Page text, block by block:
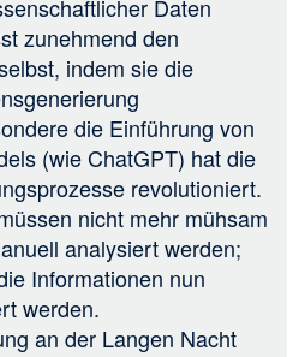
Daten
zunehmend den
indem sie die
die Einführung von
(wie ChatGPT) hat die
revolutioniert.
nicht mehr mühsam
analysiert werden;
Informationen nun
werden.
an der Langen Nacht